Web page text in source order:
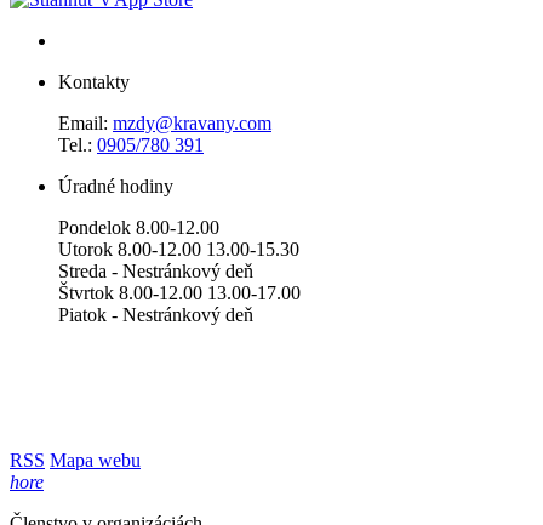
Kontakty
Email: mzdy@kravany.com
Tel.: 0905/780 391
Úradné hodiny
Pondelok 8.00-12.00
Utorok 8.00-12.00 13.00-15.30
Streda - Nestránkový deň
Štvrtok 8.00-12.00 13.00-17.00
Piatok - Nestránkový deň
RSS Mapa webu
hore